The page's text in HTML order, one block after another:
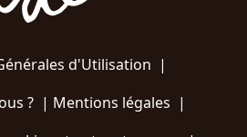
d'Utilisation |
?| Mentions légales |